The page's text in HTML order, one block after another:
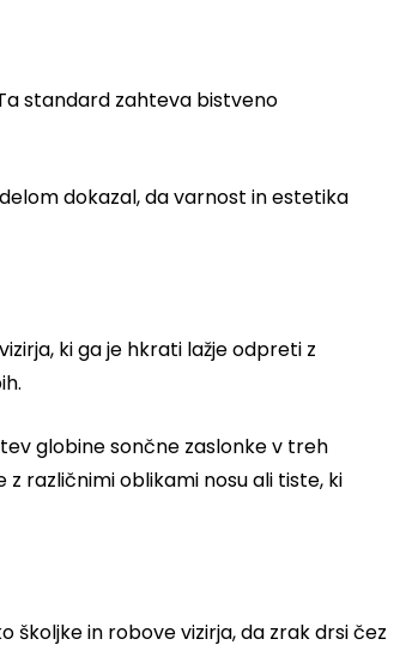
standard zahteva bistveno
dokazal, da varnost in estetika
ki ga je hkrati lažje odpreti z
globine sončne zaslonke v treh
različnimi oblikami nosu ali tiste, ki
školjke in robove vizirja, da zrak drsi čez